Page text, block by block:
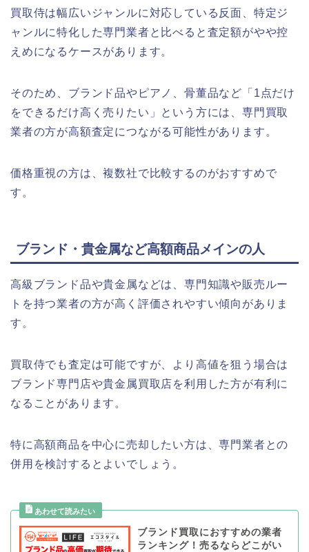
買取侍は幅広いジャンルに対応している反面、特定ジ
ャンルに特化した専門業者と比べると査定額がやや控
えめになるケースがあります。
そのため、ブランド品やピアノ、骨董品など「1点だけ
をできるだけ高く売りたい」という方には、専門買取
業者の方が高額査定につながる可能性があります。
価格重視の方は、複数社で比較するのがおすすめで
す。
ブランド・貴金属など高額商品メインの人
高級ブランド品や貴金属などは、専門知識や販売ルー
トを持つ業者の方が高く評価されやすい傾向がありま
す。
買取侍でも査定は可能ですが、より高値を狙う場合は
ブランド専門店や貴金属買取店を利用した方が有利に
なることがあります。
特に高額商品を中心に売却したい方は、専門業者との
併用を検討するとよいでしょう。
ブランド買取におすすめの業者
ランキング！売るならどこがい